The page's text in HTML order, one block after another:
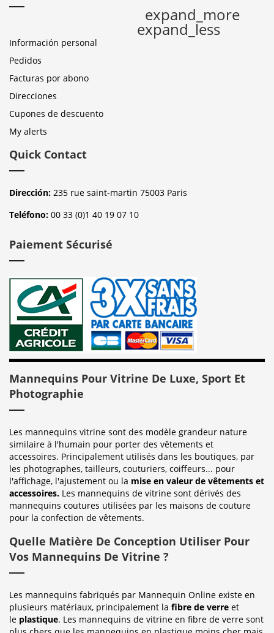
expand_more
expand_less
Información personal
Pedidos
Facturas por abono
Direcciones
Cupones de descuento
My alerts
Quick Contact
Dirección: 235 rue saint-martin 75003 Paris
Teléfono: 00 33 (0)1 40 19 07 10
Paiement Sécurisé
Mannequins Pour Vitrine De Luxe, Sport Et
Photographie
Les mannequins vitrine sont des modèle grandeur nature
similaire à l'humain pour porter des vêtements et
accessoires. Principalement utilisés dans les boutiques, par
les photographes, tailleurs, couturiers, coiffeurs... pour
l'affichage, l'ajustement ou la mise en valeur de vêtements et
accessoires. Les mannequins de vitrine sont dérivés des
mannequins coutures utilisées par les maisons de couture
pour la confection de vêtements.
Quelle Matière De Conception Utiliser Pour
Vos Mannequins De Vitrine ?
Les mannequins fabriqués par Mannequin Online existe en
plusieurs matériaux, principalement la fibre de verre et
le plastique. Les mannequins de vitrine en fibre de verre sont